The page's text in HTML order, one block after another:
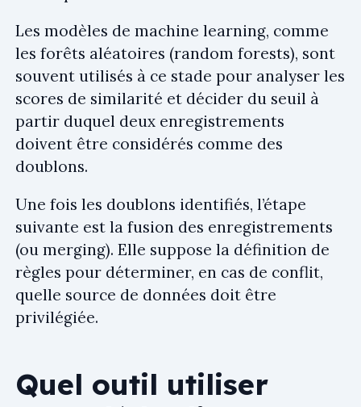
Les modèles de machine learning, comme
les forêts aléatoires (random forests), sont
souvent utilisés à ce stade pour analyser les
scores de similarité et décider du seuil à
partir duquel deux enregistrements
doivent être considérés comme des
doublons.
Une fois les doublons identifiés, l’étape
suivante est la fusion des enregistrements
(ou merging). Elle suppose la définition de
règles pour déterminer, en cas de conflit,
quelle source de données doit être
privilégiée.
Quel outil utiliser